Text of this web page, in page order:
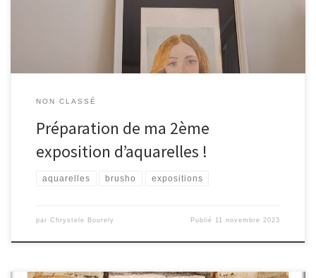
d’abord il faut avoir réalisé de belles […]
NON CLASSÉ
Préparation de ma 2ème
exposition d’aquarelles !
aquarelles brusho expositions
par Chrystele Bourely Publié 11 novembre 2023